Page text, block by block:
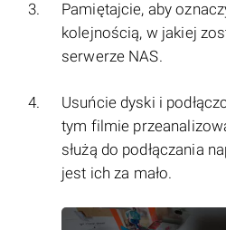
Pamiętajcie, aby
kolejnością, w jakiej
serwerze NAS.
Usuńcie dyski i
tym filmie
służą do podłączania
jest ich za mało.